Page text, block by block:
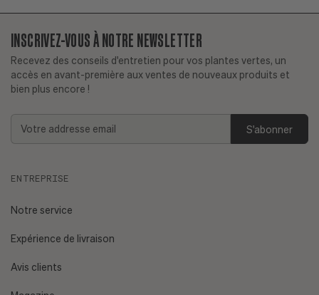
Plantes faciles d'entretien
niveau de luminosité de mon espace ?
Ai-je des animaux de compagnie ou un enfant en bas âge
INSCRIVEZ-VOUS À NOTRE NEWSLETTER
Recevez des conseils d'entretien pour vos plantes vertes, un
accès en avant-première aux ventes de nouveaux produits et
bien plus encore !
Addresse
ENTREPRISE
Notre service
Expérience de livraison
Avis clients